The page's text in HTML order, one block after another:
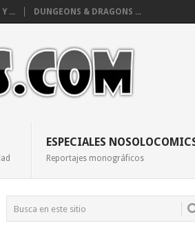
... DUNGEONS & DRAGONS ...
ESPECIALES
Reportajes monográficos